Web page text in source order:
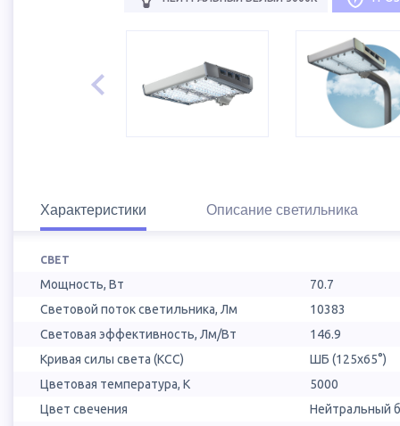
Характеристики Описание светильника
СВЕТ
Мощность, Вт
70.7
Световой поток светильника, Лм
10383
Световая эффективность, Лм/Вт
146.9
Кривая силы света (КСС)
ШБ (125х65°)
Цветовая температура, К
5000
Цвет свечения
Нейтральный